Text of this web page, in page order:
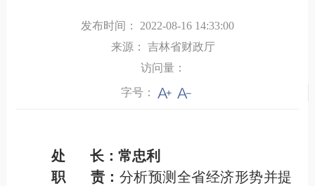
发布时间： 2022-08-16 14:33:00
来源：
吉林省财政厅
访问量：
字号：
处 长：常忠利
职 责： 分析预测全省经济形势并提